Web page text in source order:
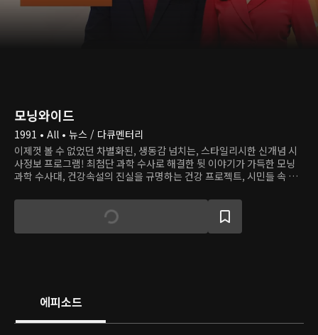
모닝와이드
1991 • All • 뉴스 / 다큐멘터리
이제껏 볼 수 없었던 차별화된, 생동감 넘치는, 스타일리시한 신개념 시
사정보 프로그램! 최첨단 과학 수사로 해결한 뒷 이야기가 가득한 모닝
과학 수사대, 건강속설의 진실을 규명하는 건강 프로젝트, 시민들 속 용
연다.
에피소드